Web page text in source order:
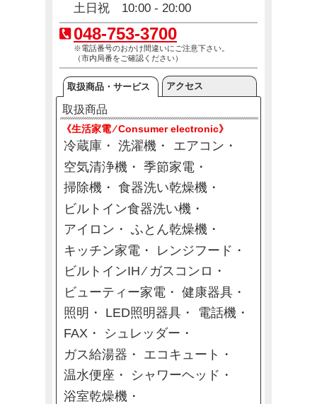
土日祝 10:00 - 20:00
048-753-3700
※電話番号のおかけ間違いにご注意下さい。
（市内局番をご確認ください）
取扱商品・サービス アクセス
取扱商品
《生活家電 ⁄ Consumer electronic》
冷蔵庫 洗濯機
エアコン
空気清浄機
季節家電
掃除機
食器洗い乾燥機
ビルトイン食器洗い機
アイロン
ふとん乾燥機
キッチン家電
レンジフード
ビルトインIH ⁄ ガスコンロ
ビューティー家電
健康器具
照明
LED照明器具
電話機
FAX
シュレッダー
ガス給湯器
エコキュート
温水便座
シャワーヘッド
浴室乾燥機